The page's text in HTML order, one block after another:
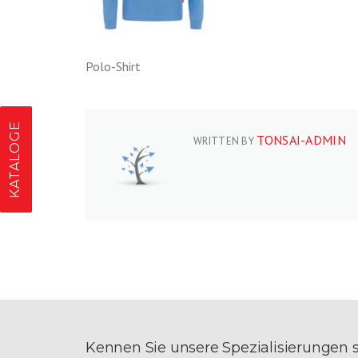
Polo-Shirt
WRITTEN BY TONSAI-ADMIN
KATALOGE
Kennen Sie unsere Spezialisierungen